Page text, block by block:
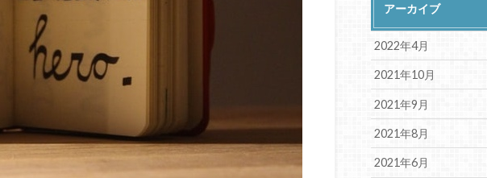
アーカイブ
2022年4月
2021年10月
2021年9月
2021年8月
2021年6月